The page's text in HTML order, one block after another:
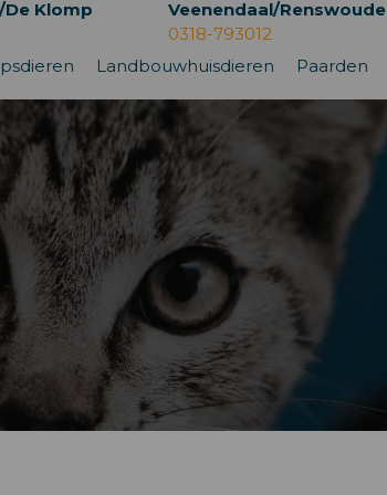
Klomp
Veenendaal/Renswoude
0318-793012
Landbouwhuisdieren Paarden